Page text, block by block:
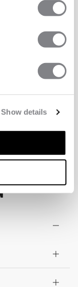
Show details